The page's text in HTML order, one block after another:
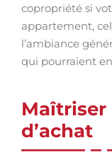
copropriété si
appartement,
l’ambiance
qui pourraient
Maîtriser
d’achat